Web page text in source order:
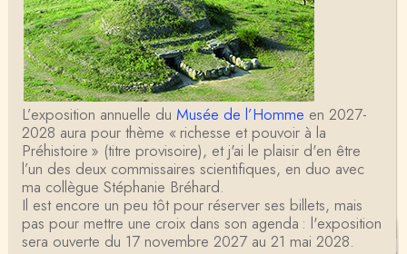
L’exposition annuelle du Musée de l’Homme en 2027-
2028 aura pour thème « richesse et pouvoir à la
Préhistoire » (titre provisoire), et j'ai le plaisir d'en être
l’un des deux commissaires scientifiques, en duo avec
ma collègue Stéphanie Bréhard.
Il est encore un peu tôt pour réserver ses billets, mais
pas pour mettre une croix dans son agenda : l'exposition
sera ouverte du 17 novembre 2027 au 21 mai 2028.